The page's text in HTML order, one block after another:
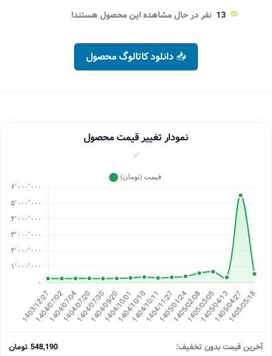
13 نفر در حال مشاهده این محصول هستند!
📥 دانلود کاتالوگ محصول
نمودار تغییر قیمت محصول
✅
آخرین قیمت بدون تخفیف:
548,190 تومان